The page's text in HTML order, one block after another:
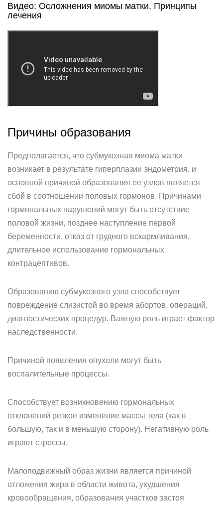
Видео: Осложнения миомы матки. Принципы
лечения
Причины образования
Предполагается, что субмукозная миома матки
возникает в результате гиперплазии эндометрия, и
основной причиной образования ее узлов является
сбой в соотношении половых гормонов. Причинами
гормональных нарушений могут быть отсутствие
половой жизни, позднее наступление первой
беременности, отказ от грудного вскармливания,
длительное использование гормональных
контрацептивов.
Образованию субмукозного узла способствует
повреждение слизистой во время абортов, операций,
диагностических процедур. Важную роль играет фактор
наследственности.
Причиной появления опухоли могут быть
воспалительные процессы.
Способствует возникновению гормональных
отклонений резкое изменение массы тела (как в
большую, так и в меньшую сторону). Негативную роль
играют стрессы.
Малоподвижный образ жизни является причиной
отложения жира в области живота, ухудшения
кровообращения, образования участков застоя